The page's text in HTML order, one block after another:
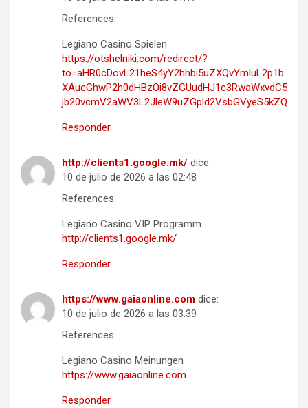
References:
Legiano Casino Spielen
https://otshelniki.com/redirect/?
to=aHR0cDovL21heS4yY2hhbi5uZXQvYmluL2p1b
XAucGhwP2h0dHBzOi8vZGUudHJ1c3RwaWxvdC5
jb20vcmV2aWV3L2JleW9uZGpld2VsbGVyeS5kZQ
Responder
http://clients1.google.mk/ dice:
10 de julio de 2026 a las 02:48
References:
Legiano Casino VIP Programm
http://clients1.google.mk/
Responder
https://www.gaiaonline.com dice:
10 de julio de 2026 a las 03:39
References:
Legiano Casino Meinungen
https://www.gaiaonline.com
Responder